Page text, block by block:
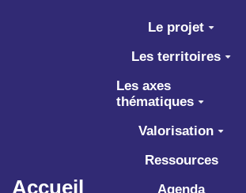
Aller au contenu principal
Accueil
Le projet
Les territoires
Les axes
thématiques
Valorisation
Ressources
Agenda